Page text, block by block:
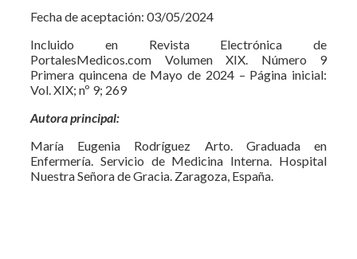
Fecha de aceptación: 03/05/2024
Incluido en Revista Electrónica de
PortalesMedicos.com Volumen XIX. Número 9
Primera quincena de Mayo de 2024 – Página inicial:
Vol. XIX; nº 9; 269
Autora principal:
María Eugenia Rodríguez Arto. Graduada en
Enfermería. Servicio de Medicina Interna. Hospital
Nuestra Señora de Gracia. Zaragoza, España.